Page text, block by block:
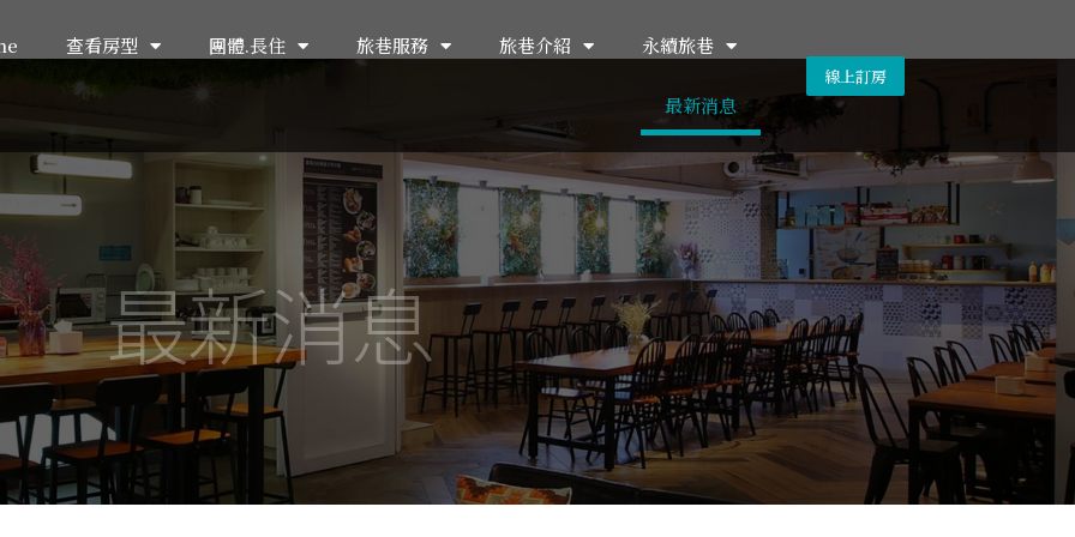
查看房型 團體.長住 旅巷服務 旅巷介紹 永續旅巷
最新消息
線上訂房
最新消息